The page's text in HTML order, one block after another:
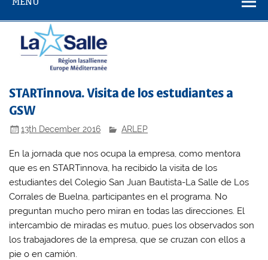
STARTinnova. Visita de los estudiantes a
GSW
13th December 2016 ARLEP
En la jornada que nos ocupa la empresa, como mentora
que es en STARTinnova, ha recibido la visita de los
estudiantes del Colegio San Juan Bautista-La Salle de Los
Corrales de Buelna, participantes en el programa. No
preguntan mucho pero miran en todas las direcciones. El
intercambio de miradas es mutuo, pues los observados son
los trabajadores de la empresa, que se cruzan con ellos a
pie o en camión.